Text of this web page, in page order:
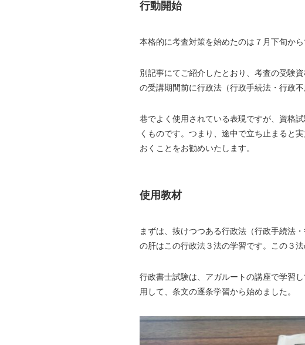
行動開始
本格的に考査対策を始めたのは７月下旬から
別記事にてご紹介したとおり、考査の受験
の受講期間前に行政法（行政手続法・行政
巷でよく使用されている表現ですが、資格
くものです。つまり、途中で立ち止まると
おくことをお勧めいたします。
使用教材
まずは、抜けつつある行政法（行政手続法
の肝はこの行政法３法の学習です。この３
行政書士試験は、アガルートの講座で学習
用して、条文の逐条学習から始めました。